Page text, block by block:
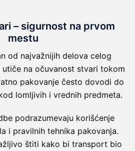
– sigurnost na prvom
mestu
od najvažnijih delova celog
na očuvanost stvari tokom
pakovanje često dovodi do
lomljivih i vrednih predmeta.
podrazumevaju korišćenje
i pravilnih tehnika pakovanja.
štiti kako bi transport bio